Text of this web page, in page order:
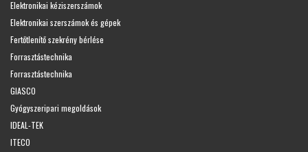
Elektronikai kéziszerszámok
Elektronikai szerszámok és gépek
Fertőtlenítő szekrény bérlése
Forrasztástechnika
Forrasztástechnika
GIASCO
Gyógyszeripari megoldások
IDEAL-TEK
ITECO